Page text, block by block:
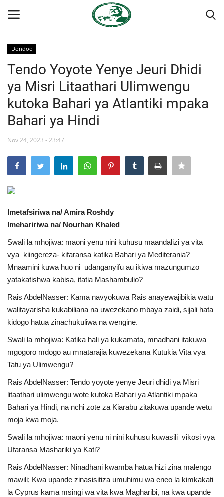
Nyumba
Jukwaa la Nasser la Kimataifa
Wasiliana
Onyesho la Majaribio
Misri
Timu yetu
Urithi wa Nasser
Habari
Harakati ya Nasser kwa Vijana
Udhamini wa Nasser
Kanuni na Masharti ya Udhamini wa
Nasser
Nyaraka na Marejeleo
Waanzilishi
Raia wa ulimwengu mzima
Nafasi
Dondoo
Tendo Yoyote Yenye Jeuri Dhidi
ya Misri Litaathari Ulimwengu
kutoka Bahari ya Atlantiki mpaka
Bahari ya Hindi
Nov 24, 2023 - 23:47
Imetafsiriwa na/ Amira Roshdy
Imehaririwa na/ Nourhan Khaled
Swali la mhojiwa: maoni yenu nini kuhusu maandalizi ya vita
vya kiingereza- kifaransa katika Bahari ya Mediterania?
Mnaamini kuwa huo ni udanganyifu au ikiwa mazungumzo
yatakatishwa kabisa, itatia Mashambulio?
Rais AbdelNasser: Kama navyokuwa Rais anayewajibikia watu
walitayarisha kukabiliana na uwezekano mbaya zaidi, sijali hata
kidogo hatua zinachukuliwa na wengine.
Swali la mhojiwa: Katika hali ya kukamata, mnadhani itakuwa
mgogoro mdogo au mnatarajia kuwezekana Kutukia Vita vya
Tatu ya Ulimwengu?
Rais AbdelNasser: Tendo yoyote yenye Jeuri dhidi ya Misri
litaathari ulimwengu wote kutoka Bahari ya Atlantiki mpaka
Bahari ya Hindi, na nchi zote za Kiarabu zitakuwa upande wetu
moja kwa moja.
Swali la mhojiwa: maoni yenu ni nini kuhusu kuwasili vikosi vya
Ufaransa Mashariki ya Kati?
Rais AbdelNasser: Ninadhani kwamba hatua hizi zina malengo
mawili; Kwa upande zinasisitiza umuhimu wa eneo la kimkakati
la Cyprus kama msingi wa vita kwa Magharibi, na kwa upande